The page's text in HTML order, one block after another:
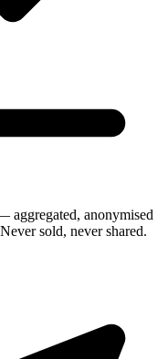
anonymised
sold, never shared.